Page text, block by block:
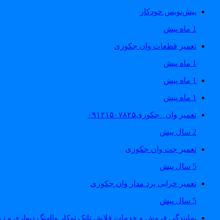
پیش‌نویس خودکار
1 ماه پیش
تعمیر قطعات وان جکوزی
1 ماه پیش
1 ماه پیش
1 ماه پیش
تعمیر وان _جکوزی۰۹۱۲۱۵۰۷۸۲۵
2 سال پیش
تعمیر جت وان جکوزی
5 سال پیش
تعمیر خرابی برد مدار وان جکوزی
5 سال پیش
نمایندگی فروش و خدمات فلاش تانک توکار والهنگ دیواری و زمینی